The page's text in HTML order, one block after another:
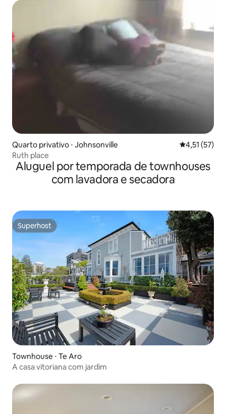
Quarto privativo ⋅ Johnsonville 4,51 de uma
4,51 (57)
Ruth place
Aluguel por temporada de townhouses
com lavadora e secadora
Superhost
Superhost
Townhouse ⋅ Te Aro
A casa vitoriana com jardim